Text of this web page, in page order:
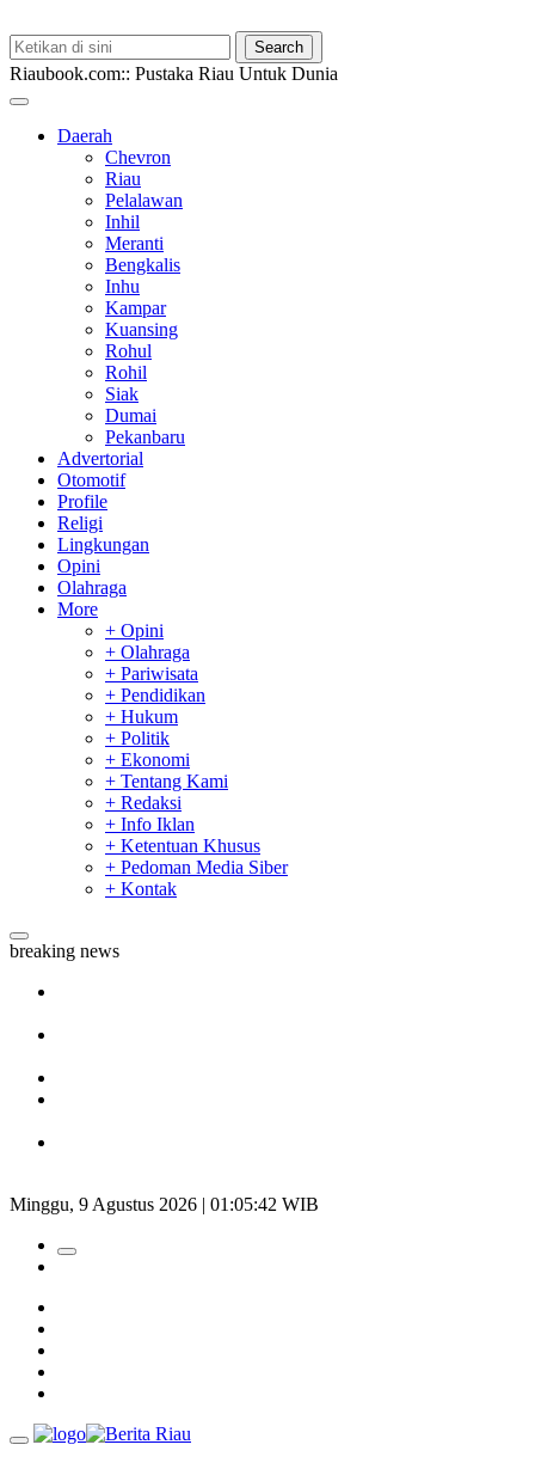
Riaubook.com:: Pustaka Riau Untuk Dunia
Daerah
Chevron
Riau
Pelalawan
Inhil
Meranti
Bengkalis
Inhu
Kampar
Kuansing
Rohul
Rohil
Siak
Dumai
Pekanbaru
Advertorial
Otomotif
Profile
Religi
Lingkungan
Opini
Olahraga
More
+ Opini
+ Olahraga
+ Pariwisata
+ Pendidikan
+ Hukum
+ Politik
+ Ekonomi
+ Tentang Kami
+ Redaksi
+ Info Iklan
+ Ketentuan Khusus
+ Pedoman Media Siber
+ Kontak
breaking news
Minggu, 9 Agustus 2026 | 01:05:43 WIB